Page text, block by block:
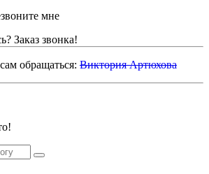
мне
Заказ звонка!
обращаться: Виктория Артюхова